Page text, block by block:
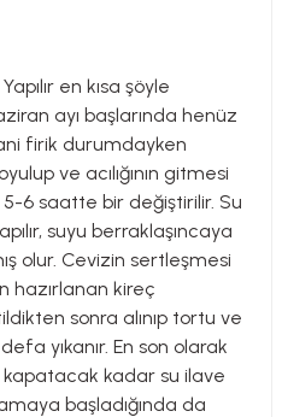
en kısa şöyle
ayı başlarında henüz
firik durumdayken
ve acılığının gitmesi
6 saatte bir değiştirilir. Su
suyu berraklaşıncaya
olur. Cevizin sertleşmesi
hazırlanan kireç
sonra alınıp tortu ve
yıkanır. En son olarak
kadar su ilave
başladığında da